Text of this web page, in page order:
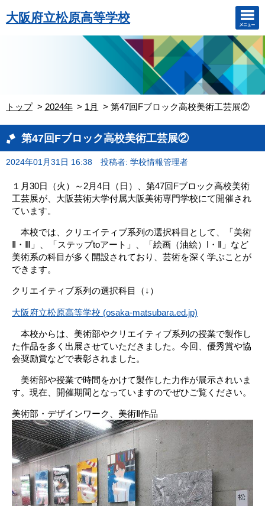
大阪府立松原高等学校
トップ 2024年 1月 第47回Fブロック高校美術工芸展②
第47回Fブロック高校美術工芸展②
2024年01月31日 16:38 投稿者: 学校情報管理者
１月30日（火）～2月4日（日）、第47回Fブロック高校美術
工芸展が、大阪芸術大学付属大阪美術専門学校にて開催され
ています。
本校では、クリエイティブ系列の選択科目として、「美術
Ⅱ・Ⅲ」、「ステップtoアート」、「絵画（油絵）Ⅰ・Ⅱ」など
美術系の科目が多く開設されており、芸術を深く学ぶことが
できます。
クリエイティブ系列の選択科目（↓）
大阪府立松原高等学校 (osaka-matsubara.ed.jp)
本校からは、美術部やクリエイティブ系列の授業で製作し
た作品を多く出展させていただきました。今回、優秀賞や協
会奨励賞などで表彰されました。
美術部や授業で時間をかけて製作した力作が展示されいま
す。現在、開催期間となっていますのでぜひご覧ください。
美術部・デザインワーク、美術Ⅱ作品